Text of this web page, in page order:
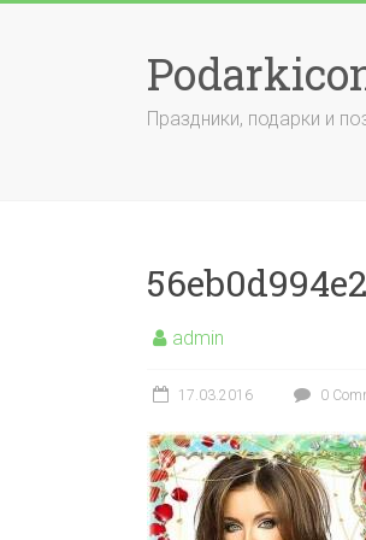
Праздники, подарки и
admin
17.03.2016 0